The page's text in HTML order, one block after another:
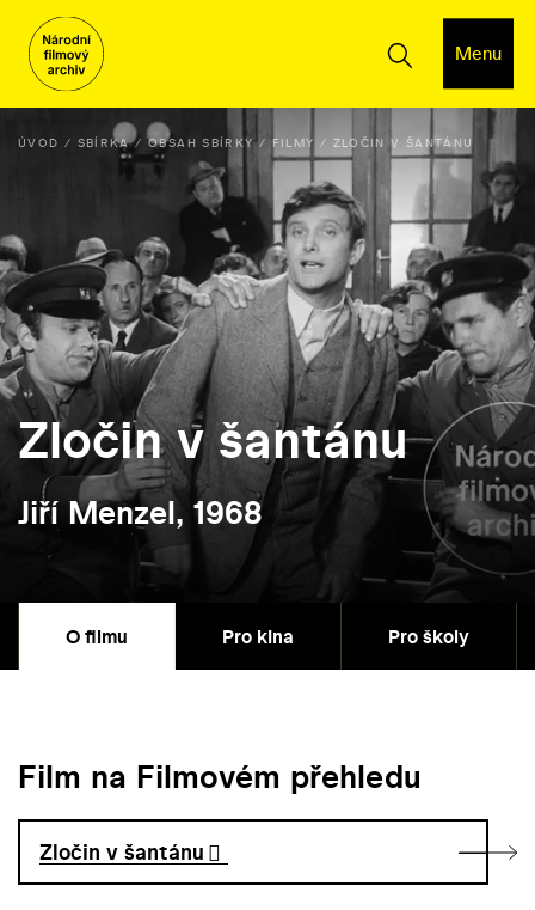
Menu
ÚVOD SBÍRKA OBSAH SBÍRKY FILMY ZLOČIN V ŠANTÁNU
Zločin v šantánu
Jiří Menzel, 1968
O filmu Pro kina Pro školy
Film na Filmovém přehledu
Zločin v šantánu